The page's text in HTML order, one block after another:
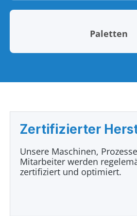
Paletten
Zertifizierter
Unsere Maschinen,
Mitarbeiter werden
zertifiziert und optimiert.